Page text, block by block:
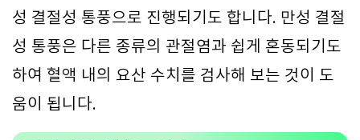
성 결절성 통풍으로 진행되기도 합니다. 만성 결절
성 통풍은 다른 종류의 관절염과 쉽게 혼동되기도
하여 혈액 내의 요산 수치를 검사해 보는 것이 도
움이 됩니다.